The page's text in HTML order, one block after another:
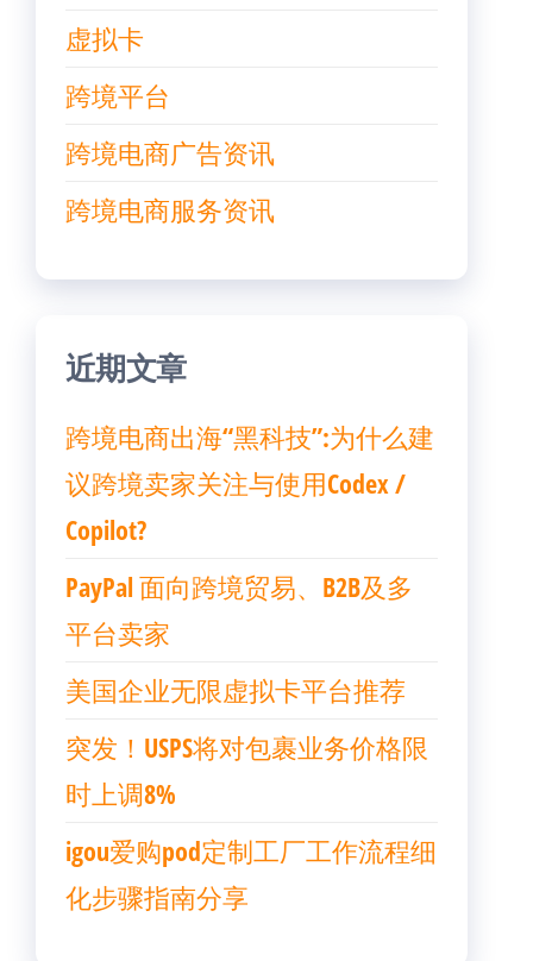
虚拟卡
跨境平台
跨境电商广告资讯
跨境电商服务资讯
近期文章
跨境电商出海“黑科技”:为什么建
议跨境卖家关注与使用Codex /
Copilot?
PayPal 面向跨境贸易、B2B及多
平台卖家
美国企业无限虚拟卡平台推荐
突发！USPS将对包裹业务价格限
时上调8%
igou爱购pod定制工厂工作流程细
化步骤指南分享